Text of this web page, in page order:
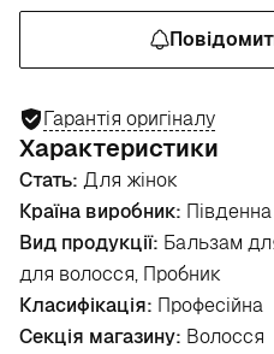
Гарантія оригіналу
Характеристики
Стать: Для жінок
Країна виробник:
Вид продукції: Бальзам
для волосся, Пробник
Класифікація: Професійна
Секція магазину: Волосся